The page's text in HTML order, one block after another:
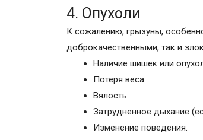
4. Опухоли
К сожалению, грызуны,
доброкачественными, так и
Наличие шишек или
Потеря веса.
Вялость.
Затрудненное дыхание
Изменение поведения.